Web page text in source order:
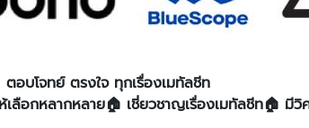
ตอบโจทย์ ตรงใจ ทุกเรื่องเมทัลชีท
ลือกหลากหลาย🏠 เชี่ยวชาญเรื่องเมทัลชีท🏠 มีวิ